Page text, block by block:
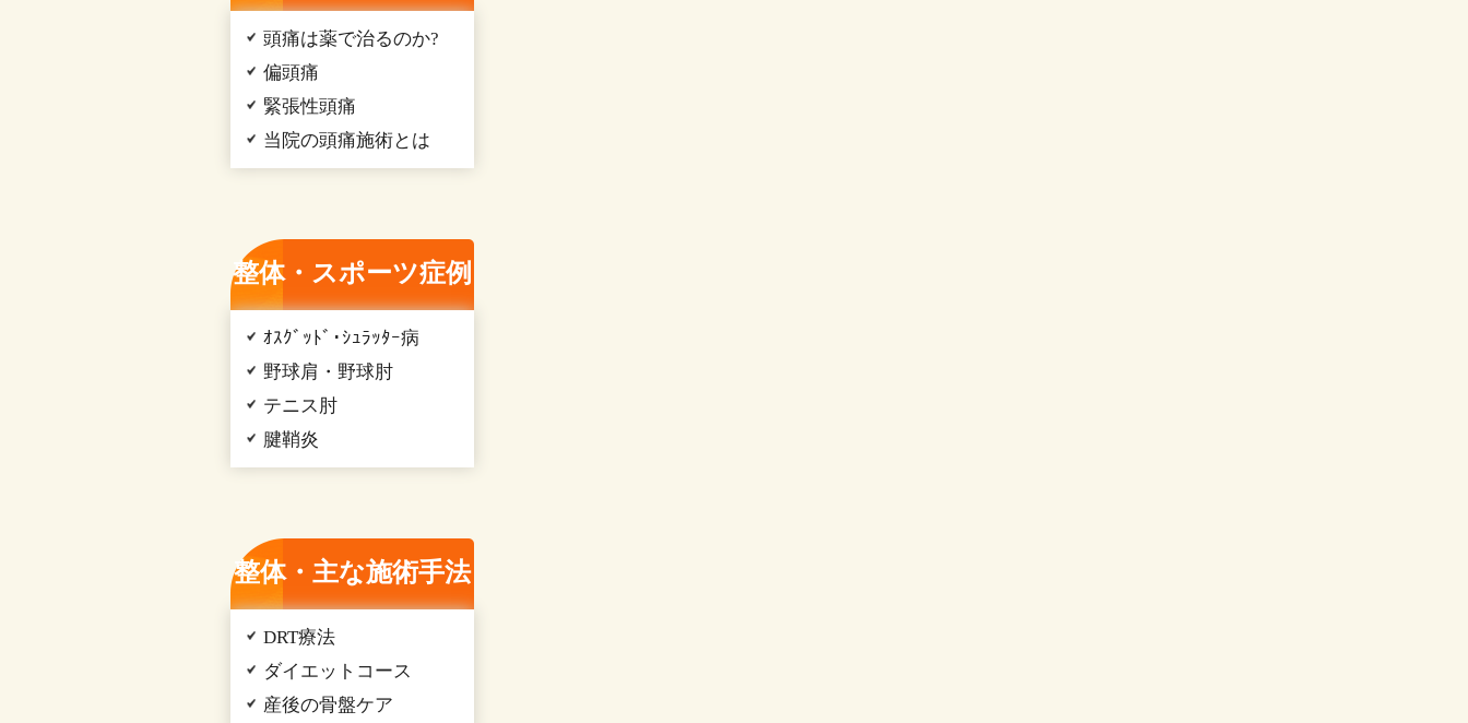
頭痛は薬で治るのか?
偏頭痛
緊張性頭痛
当院の頭痛施術とは
整体・スポーツ症例
ｵｽｸﾞｯﾄﾞ･ｼｭﾗｯﾀｰ病
野球肩・野球肘
テニス肘
腱鞘炎
整体・主な施術手法
DRT療法
ダイエットコース
産後の骨盤ケア